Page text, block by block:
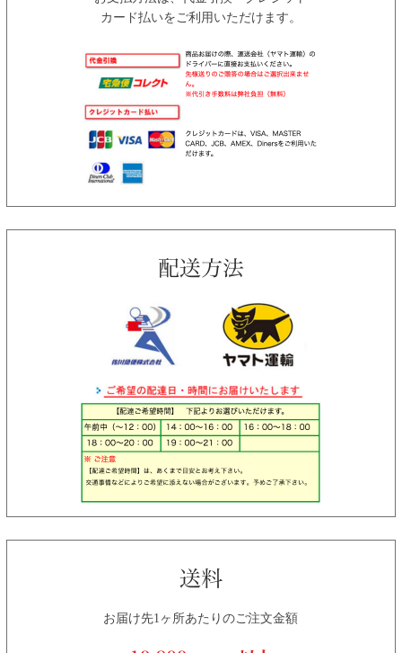
カード払いをご利用いただけます。
お届け先1ヶ所あたりのご注文金額